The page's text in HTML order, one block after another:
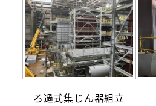
ろ過式集じん器組立